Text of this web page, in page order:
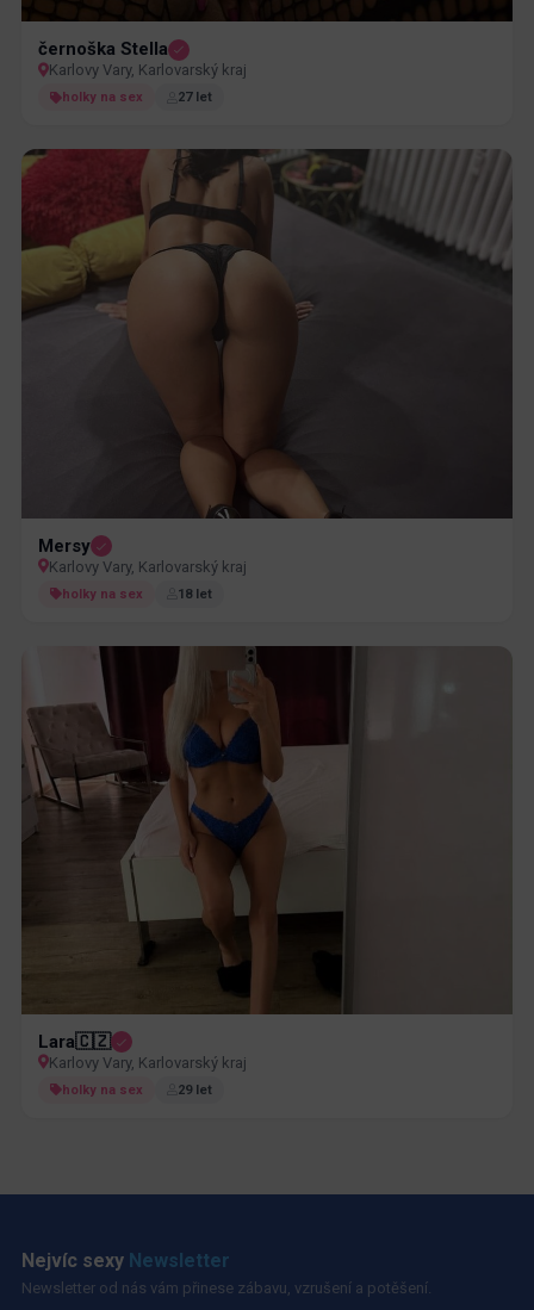
černoška Stella
Karlovy Vary, Karlovarský kraj
holky na sex 27 let
Mersy
Karlovy Vary, Karlovarský kraj
holky na sex 18 let
Lara🇨🇿
Karlovy Vary, Karlovarský kraj
holky na sex 29 let
Nejvíc sexy Newsletter
Newsletter od nás vám přinese zábavu, vzrušení a potěšení.